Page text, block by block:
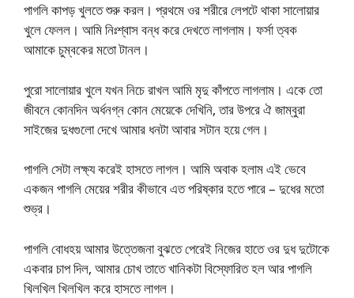
পাগলি কাপড় খুলতে শুরু করল। প্রথমে ওর শরীরে লেপটে থাকা সালোয়ার
খুলে ফেলল। আমি নিঃশ্বাস বন্ধ করে দেখতে লাগলাম। ফর্সা ত্বক
আমাকে চুম্বকের মতো টানল।
পুরো সালোয়ার খুলে যখন নিচে রাখল আমি মৃদু কাঁপতে লাগলাম। একে তো
জীবনে কোনদিন অর্ধনগ্ন কোন মেয়েকে দেখিনি, তার উপরে ঐ জাম্বুরা
সাইজের দুধগুলো দেখে আমার ধনটা আবার সটান হয়ে গেল।
পাগলি সেটা লক্ষ্য করেই হাসতে লাগল। আমি অবাক হলাম এই ভেবে
একজন পাগলি মেয়ের শরীর কীভাবে এত পরিষ্কার হতে পারে – দুধের মতো
শুভ্র।
পাগলি বোধহয় আমার উত্তেজনা বুঝতে পেরেই নিজের হাতে ওর দুধ দুটোকে
একবার চাপ দিল, আমার চোখ তাতে খানিকটা বিস্ফোরিত হল আর পাগলি
খিলখিল খিলখিল করে হাসতে লাগল।